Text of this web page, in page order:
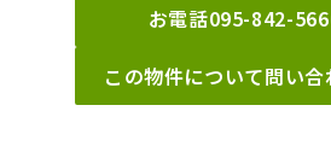
お電話095-842-
この物件について問い合